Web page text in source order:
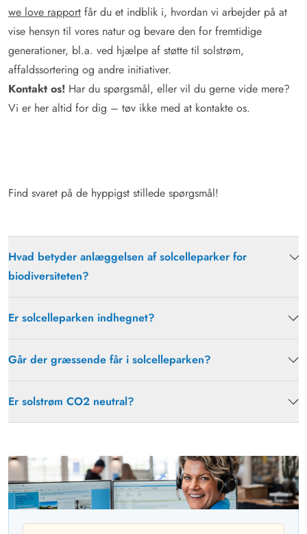
we love rapport får du et indblik i, hvordan vi arbejder på at
vise hensyn til vores natur og bevare den for fremtidige
generationer, bl.a. ved hjælpe af støtte til solstrøm,
affaldssortering og andre initiativer.
Kontakt os! Har du spørgsmål, eller vil du gerne vide mere?
Vi er her altid for dig – tøv ikke med at kontakte os.
Find svaret på de hyppigst stillede spørgsmål!
Hvad betyder anlæggelsen af solcelleparker for
biodiversiteten?
Er solcelleparken indhegnet?
Går der græssende får i solcelleparken?
Er solstrøm CO2 neutral?